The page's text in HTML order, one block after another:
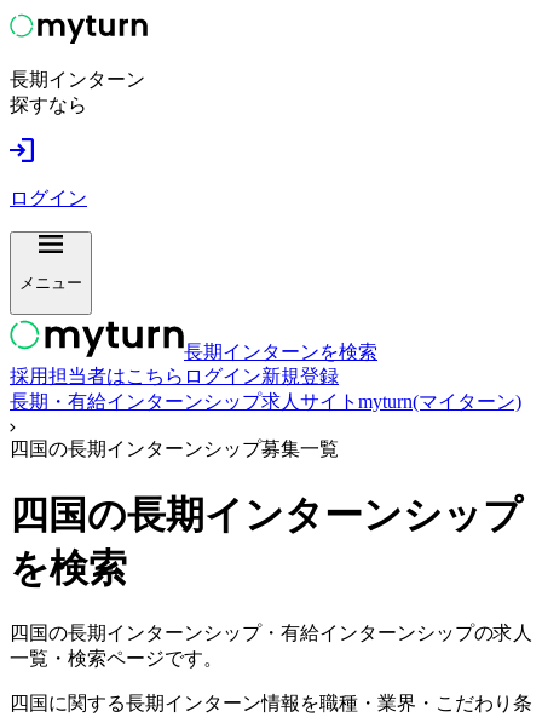
長期インターン
探すなら
ログイン
メニュー
長期インターンを検索
採用担当者はこちら ログイン新規登録
長期・有給インターンシップ求人サイトmyturn(マイターン)
四国の長期インターンシップ募集一覧
四国の長期インターンシップ
を検索
四国の長期インターンシップ・有給インターンシップの求人
一覧・検索ページです。
四国に関する長期インターン情報を職種・業界・こだわり条